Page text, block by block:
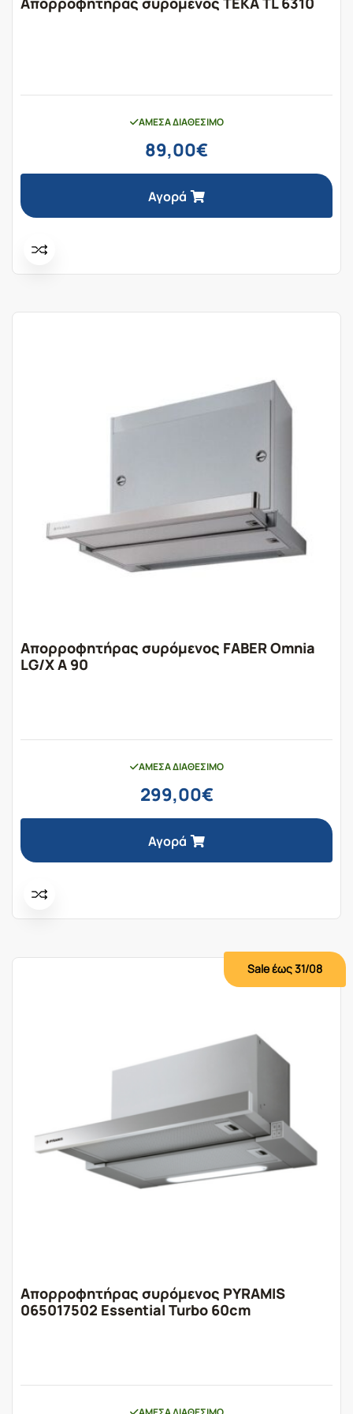
ΆΜΕΣΑ ΔΙΑΘΈΣΙΜΟ
89,00€
Αγορά
Απορροφητήρας συρόμενος FABER Omnia
LG/X A 90
ΆΜΕΣΑ ΔΙΑΘΈΣΙΜΟ
299,00€
Αγορά
Sale έως 31/08
Απορροφητήρας συρόμενος PYRAMIS
065017502 Essential Turbo 60cm